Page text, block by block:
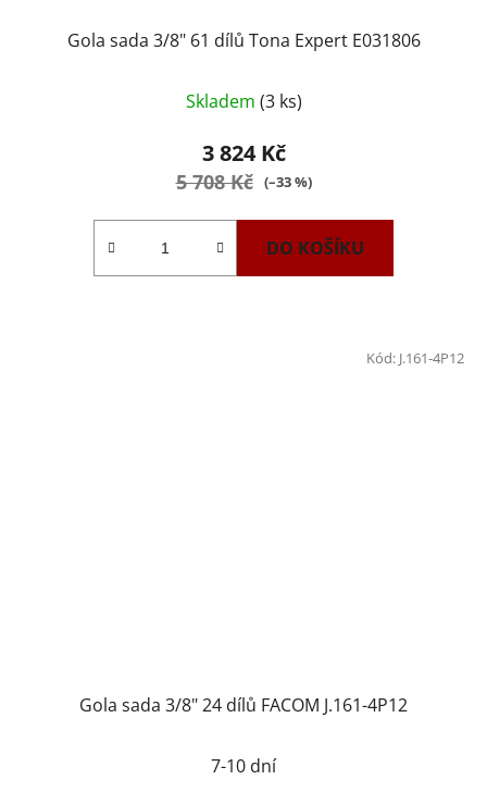
Gola sada 3/8" 61 dílů Tona Expert E031806
Skladem (3 ks)
3 824 Kč
5 708 Kč (–33 %)
DO KOŠÍKU
Gola sada 3/8" 24 dílů FACOM J.161-4P12
7-10 dní
Kód: J.161-4P12